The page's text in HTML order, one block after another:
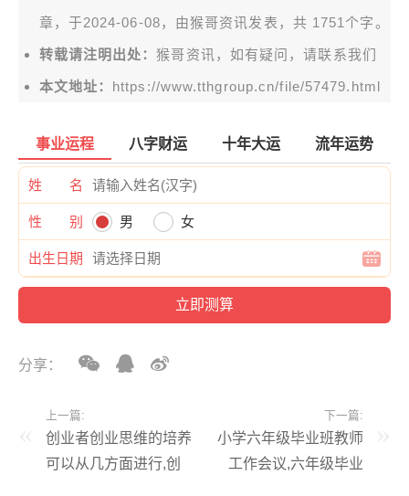
章，于2024-06-08，由猴哥资讯 发表，共 1751个字。
转载请注明出处：猴哥资讯，如有疑问，请联系我们
本文地址： https://www.tthgroup.cn/file/57479.html
事业运程 八字财运 十年大运 流年运势
姓 名
性 别 男 女
出生日期
分享：
上一篇:
创业者创业思维的培养
可以从几方面进行,创
下一篇:
小学六年级毕业班教师
工作会议,六年级毕业